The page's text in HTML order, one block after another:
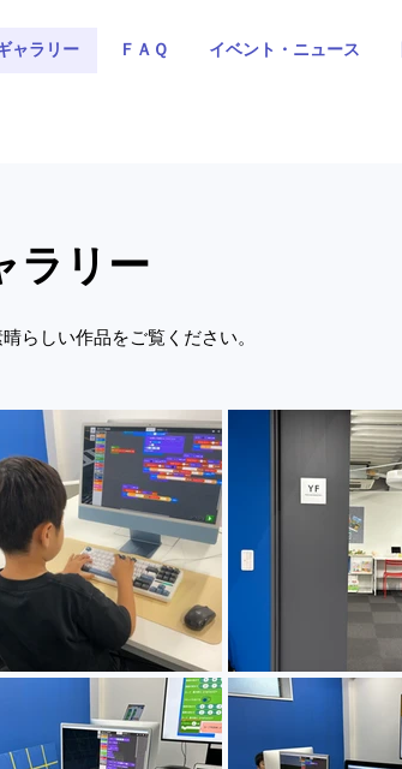
ャラリー ＦＡＱ イベント・ニュース
ラリー
らしい作品をご覧ください。